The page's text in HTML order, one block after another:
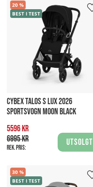
20
BEST I TEST
CYBEX TALOS S LUX 2026
SPORTSVOGN MOON BLACK
5596 kr
6995 kr
Rek. pris:
Utsolgt
30
BEST I TEST